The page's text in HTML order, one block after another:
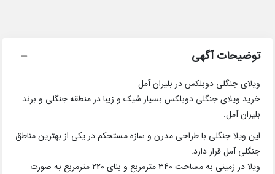
توضیحات آگهی
ویلای جنگلی دوبلکس در بلیران آمل
خرید ویلای جنگلی دوبلکس بسیار شیک و زیبا در منطقه جنگلی و برند
بلیران آمل.
این ویلا جنگلی با طراحی مدرن و سازه مستحکم در یکی از بهترین مناطق
جنگلی آمل قرار دارد.
ویلا در زمینی به مساحت 340 مترمربع و بنای 220 مترمربع به صورت